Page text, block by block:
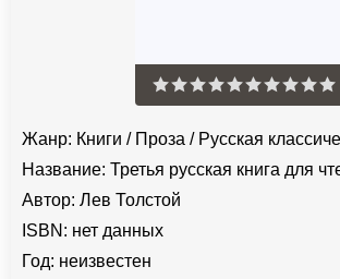
Жанр: Книги / Проза / Русская
Название: Третья русская книга для
Автор: Лев Толстой
ISBN: нет данных
Год: неизвестен